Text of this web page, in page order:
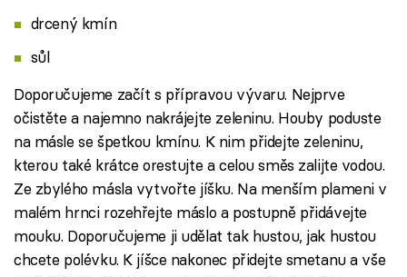
drcený kmín
sůl
Doporučujeme začít s přípravou vývaru. Nejprve
očistěte a najemno nakrájejte zeleninu. Houby poduste
na másle se špetkou kmínu. K nim přidejte zeleninu,
kterou také krátce orestujte a celou směs zalijte vodou.
Ze zbylého másla vytvořte jíšku. Na menším plameni v
malém hrnci rozehřejte máslo a postupně přidávejte
mouku. Doporučujeme ji udělat tak hustou, jak hustou
chcete polévku. K jíšce nakonec přidejte smetanu a vše